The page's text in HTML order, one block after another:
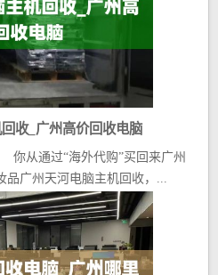
收_广州高价回收电脑
从通过“海外代购”买回来广州
品广州天河电脑主机回收，...